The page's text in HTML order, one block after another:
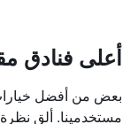
محور
الذي
يعرض
أعلى فنادق
بعض من أفضل
مستخدمينا. ألق